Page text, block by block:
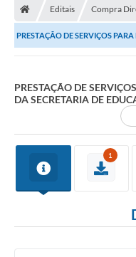
Editais Compra
PRESTAÇÃO DE SERVIÇOS
PRESTAÇÃO DE
DA SECRETARIA DE
1